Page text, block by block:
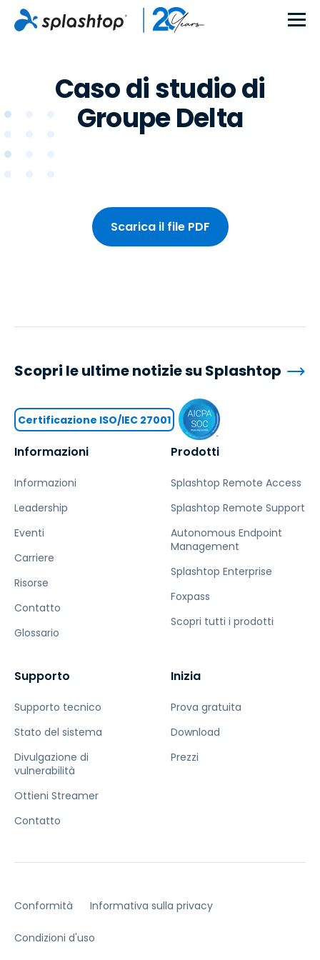
Caso di studio di
Groupe Delta
Scarica il file PDF
Informazioni
Informazioni
Leadership
Eventi
Carriere
Risorse
Contatto
Glossario
Prodotti
Splashtop Remote Access
Splashtop Remote Support
Autonomous Endpoint
Management
Splashtop Enterprise
Foxpass
Scopri tutti i prodotti
Supporto
Supporto tecnico
Stato del sistema
Divulgazione di
vulnerabilità
Ottieni Streamer
Contatto
Inizia
Prova gratuita
Download
Prezzi
Scopri le ultime notizie su Splashtop
Certificazione ISO/IEC 27001
Conformità Informativa sulla privacy
Condizioni d'uso